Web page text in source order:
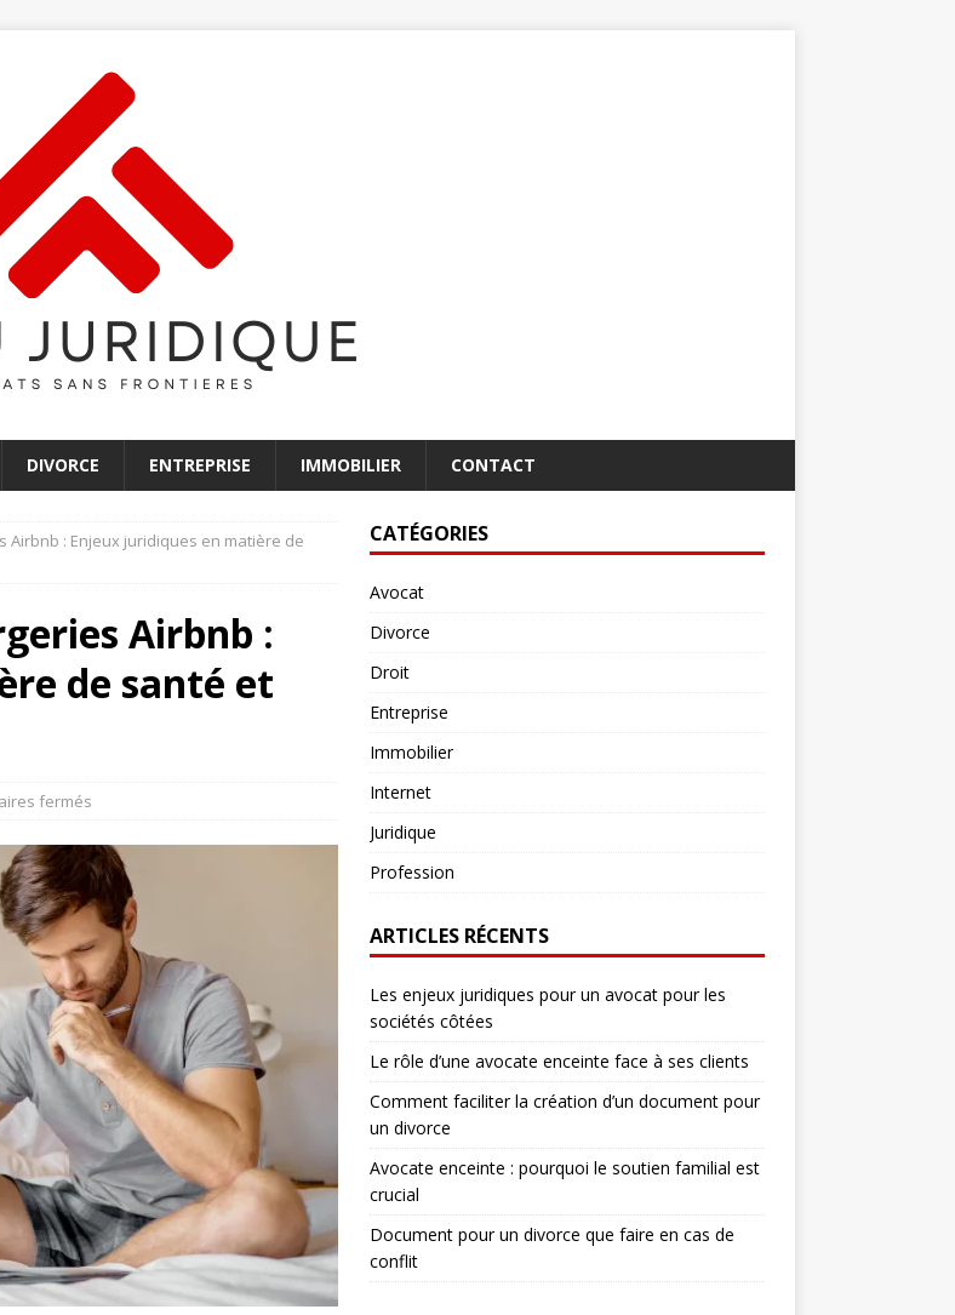
DIVORCE ENTREPRISE IMMOBILIER CONTACT
Airbnb : Enjeux juridiques en matière de
Airbnb :
de santé et
fermés
CATÉGORIES
Avocat
Divorce
Droit
Entreprise
Immobilier
Internet
Juridique
Profession
ARTICLES RÉCENTS
Les enjeux juridiques pour un avocat pour les
sociétés côtées
Le rôle d’une avocate enceinte face à ses clients
Comment faciliter la création d’un document pour
un divorce
Avocate enceinte : pourquoi le soutien familial est
crucial
Document pour un divorce que faire en cas de
conflit